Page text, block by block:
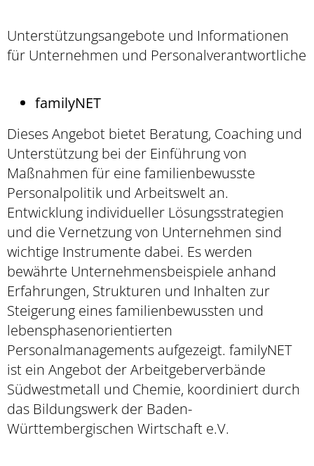
Unterstützungsangebote und Informationen
für Unternehmen und Personalverantwortliche
familyNET
Dieses Angebot bietet Beratung, Coaching und
Unterstützung bei der Einführung von
Maßnahmen für eine familienbewusste
Personalpolitik und Arbeitswelt an.
Entwicklung individueller Lösungsstrategien
und die Vernetzung von Unternehmen sind
wichtige Instrumente dabei. Es werden
bewährte Unternehmensbeispiele anhand
Erfahrungen, Strukturen und Inhalten zur
Steigerung eines familienbewussten und
lebensphasenorientierten
Personalmanagements aufgezeigt. familyNET
ist ein Angebot der Arbeitgeberverbände
Südwestmetall und Chemie, koordiniert durch
das Bildungswerk der Baden-
Württembergischen Wirtschaft e.V.